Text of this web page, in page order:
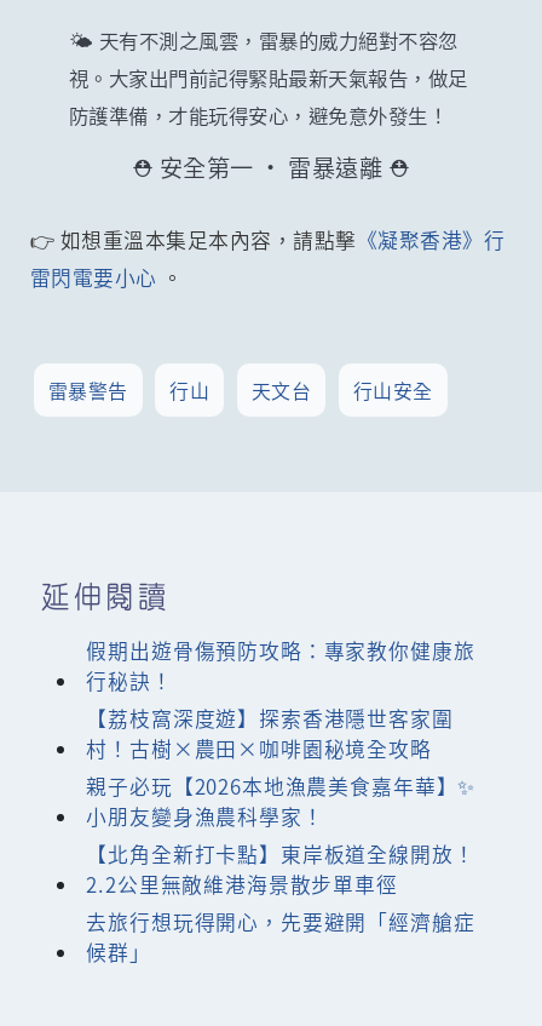
🌤️ 天有不測之風雲，雷暴的威力絕對不容忽
視。大家出門前記得緊貼最新天氣報告，做足
防護準備，才能玩得安心，避免意外發生！
⛑️ 安全第一 · 雷暴遠離 ⛑️
👉 如想重溫本集足本內容，請點擊 《凝聚香港》行
雷閃電要小心 。
雷暴警告 行山 天文台 行山安全
延伸閱讀
假期出遊骨傷預防攻略：專家教你健康旅
行秘訣！
【荔枝窩深度遊】探索香港隱世客家圍
村！古樹×農田×咖啡園秘境全攻略
親子必玩【2026本地漁農美食嘉年華】✨
小朋友變身漁農科學家！
【北角全新打卡點】東岸板道全線開放！
2.2公里無敵維港海景散步單車徑
去旅行想玩得開心，先要避開「經濟艙症
候群」